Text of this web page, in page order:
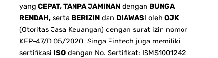
yang CEPAT, TANPA JAMINAN dengan BUNGA
RENDAH, serta BERIZIN dan DIAWASI oleh OJK
(Otoritas Jasa Keuangan) dengan surat izin nomor
KEP-47/D.05/2020. Singa Fintech juga memiliki
sertifikasi ISO dengan No. Sertifikat: ISMS1001242